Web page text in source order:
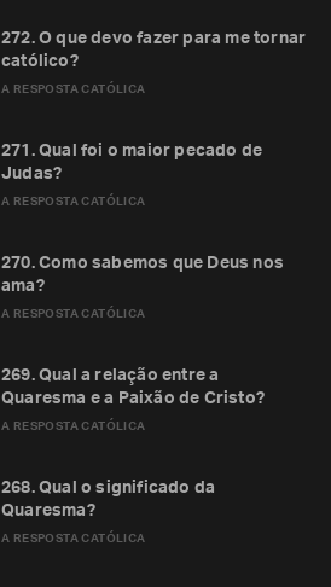
A RESPOSTA CATÓLICA
272. O que devo fazer para me tornar
católico?
A RESPOSTA CATÓLICA
271. Qual foi o maior pecado de
Judas?
A RESPOSTA CATÓLICA
270. Como sabemos que Deus nos
ama?
A RESPOSTA CATÓLICA
269. Qual a relação entre a
Quaresma e a Paixão de Cristo?
A RESPOSTA CATÓLICA
268. Qual o significado da
Quaresma?